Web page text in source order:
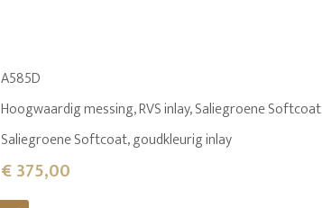
A585D
Hoogwaardig messing, RVS inlay, Saliegroene Softcoat
Saliegroene Softcoat, goudkleurig inlay
€ 375,00